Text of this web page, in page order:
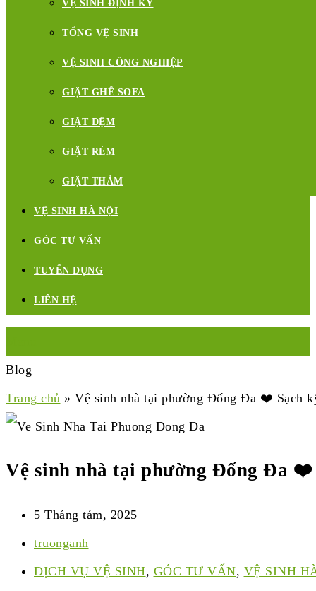
VỆ SINH ĐỊNH KỲ
TỔNG VỆ SINH
VỆ SINH CÔNG NGHIỆP
GIẶT GHẾ SOFA
GIẶT ĐỆM
GIẶT RÈM
GIẶT THẢM
VỆ SINH HÀ NỘI
GÓC TƯ VẤN
TUYỂN DỤNG
LIÊN HỆ
Blog
Trang chủ » Vệ sinh nhà tại phường Đống Đa ❤️ Sạch
Vệ sinh nhà tại phường Đống Đa ❤️
5 Tháng tám, 2025
truonganh
DỊCH VỤ VỆ SINH, GÓC TƯ VẤN, VỆ SINH